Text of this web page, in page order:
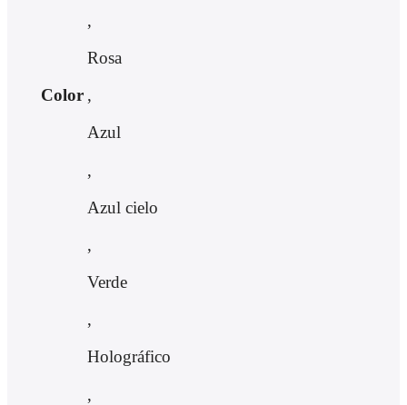
Color
,
Rosa
,
Azul
,
Azul cielo
,
Verde
,
Holográfico
,